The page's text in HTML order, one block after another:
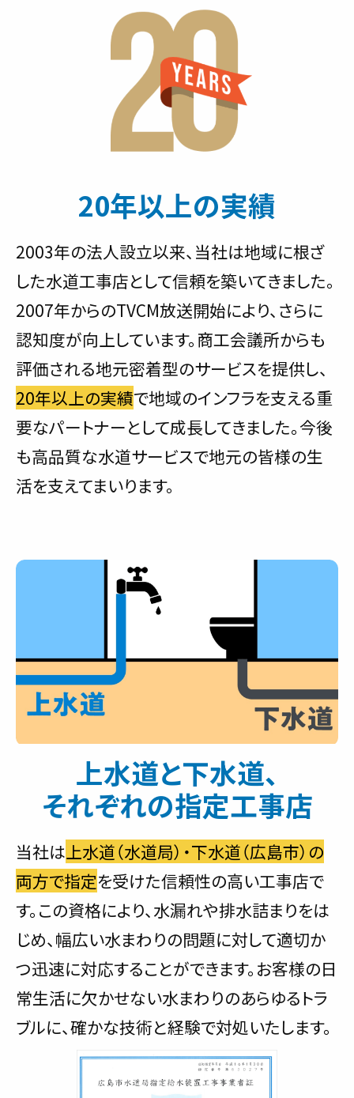
20年以上の実績
2003年の法人設立以来、当社は地域に根ざ
した水道工事店として信頼を築いてきました。
2007年からのTVCM放送開始により、さらに
認知度が向上しています。商工会議所からも
評価される地元密着型のサービスを提供し、
20年以上の実績で地域のインフラを支える重
要なパートナーとして成長してきました。今後
も高品質な水道サービスで地元の皆様の生
活を支えてまいります。
上水道と下水道、
それぞれの指定工事店
当社は 上水道（水道局）・下水道（広島市）の
両方で指定を受けた信頼性の高い工事店で
す。この資格により、水漏れや排水詰まりをは
じめ、幅広い水まわりの問題に対して適切か
つ迅速に対応することができます。お客様の日
常生活に欠かせない水まわりのあらゆるトラ
ブルに、確かな技術と経験で対処いたします。